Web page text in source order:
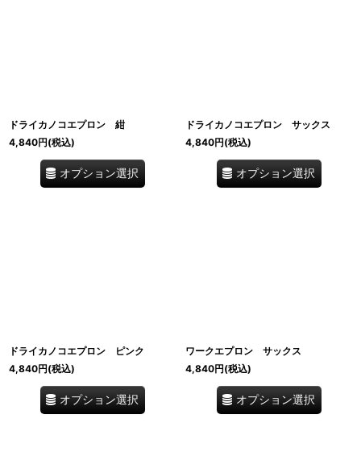
ドライカノコエプロン 紺
4,840円(税込)
オプション選択
ドライカノコエプロン サックス
4,840円(税込)
オプション選択
ドライカノコエプロン ピンク
4,840円(税込)
オプション選択
ワークエプロン サックス
4,840円(税込)
オプション選択